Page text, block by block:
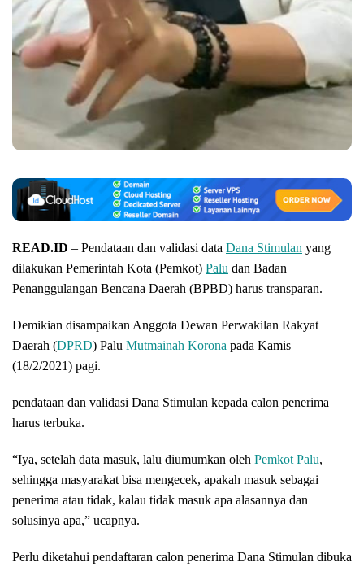
READ.ID – Pendataan dan validasi data Dana Stimulan yang
dilakukan Pemerintah Kota (Pemkot) Palu dan Badan
Penanggulangan Bencana Daerah (BPBD) harus transparan.
Demikian disampaikan Anggota Dewan Perwakilan Rakyat
Daerah (DPRD) Palu Mutmainah Korona pada Kamis
(18/2/2021) pagi.
pendataan dan validasi Dana Stimulan kepada calon penerima
harus terbuka.
“Iya, setelah data masuk, lalu diumumkan oleh Pemkot Palu,
sehingga masyarakat bisa mengecek, apakah masuk sebagai
penerima atau tidak, kalau tidak masuk apa alasannya dan
solusinya apa,” ucapnya.
Perlu diketahui pendaftaran calon penerima Dana Stimulan dibuka